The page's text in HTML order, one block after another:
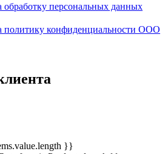
обработку персональных данных
политику конфиденциальности ООО
}}